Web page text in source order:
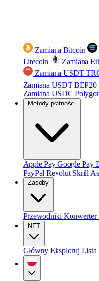
Zamiana Bitcoin
Litecoin
Zamiana
Zamiana USDT
Zamiana USDT BEP20
Zamiana USDC
Metody płatności
Apple Pay Google Pay
PayPal Revolut Skrill
Zasoby
Przewodniki Konwerter
NFT
Główny Eksploruj Lista